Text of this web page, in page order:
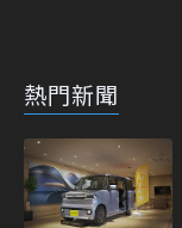
熱門新聞